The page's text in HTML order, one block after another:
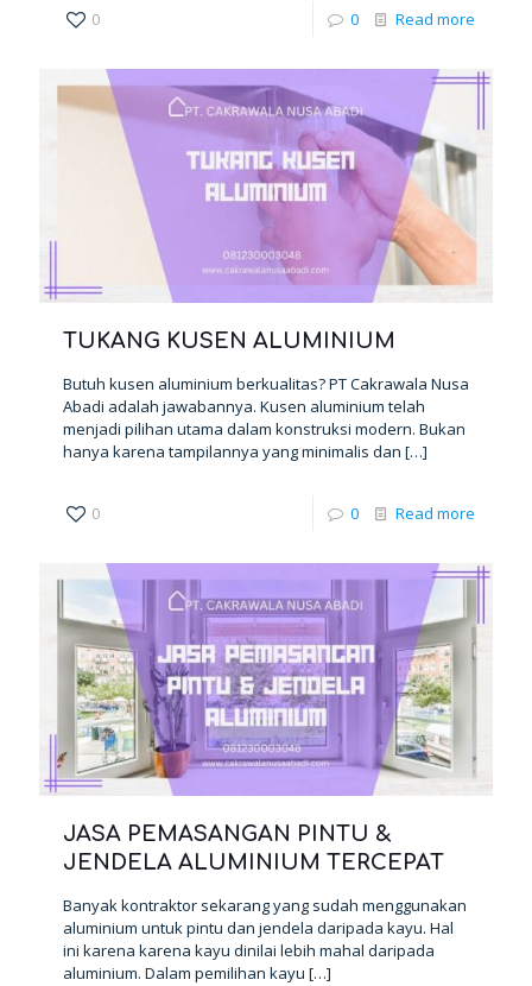
0 0 Read more
TUKANG KUSEN ALUMINIUM
Butuh kusen aluminium berkualitas? PT Cakrawala Nusa
Abadi adalah jawabannya. Kusen aluminium telah
menjadi pilihan utama dalam konstruksi modern. Bukan
hanya karena tampilannya yang minimalis dan […]
0 0 Read more
JASA PEMASANGAN PINTU &
JENDELA ALUMINIUM TERCEPAT
Banyak kontraktor sekarang yang sudah menggunakan
aluminium untuk pintu dan jendela daripada kayu. Hal
ini karena karena kayu dinilai lebih mahal daripada
aluminium. Dalam pemilihan kayu […]